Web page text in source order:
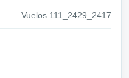
Vuelos 111_2429_2417